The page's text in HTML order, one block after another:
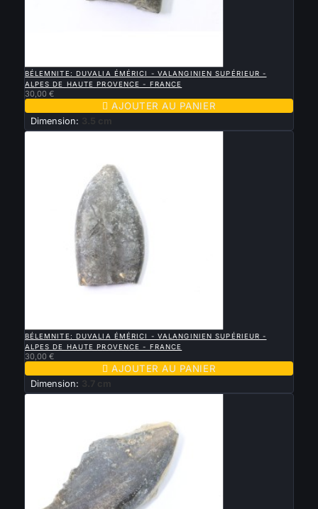
BÉLEMNITE: DUVALIA ÉMÉRICI - VALANGINIEN SUPÉRIEUR -
ALPES DE HAUTE PROVENCE - FRANCE
30,00 €
 AJOUTER AU PANIER
Dimension: 3.5 cm
BÉLEMNITE: DUVALIA ÉMÉRICI - VALANGINIEN SUPÉRIEUR -
ALPES DE HAUTE PROVENCE - FRANCE
30,00 €
 AJOUTER AU PANIER
Dimension: 3.7 cm